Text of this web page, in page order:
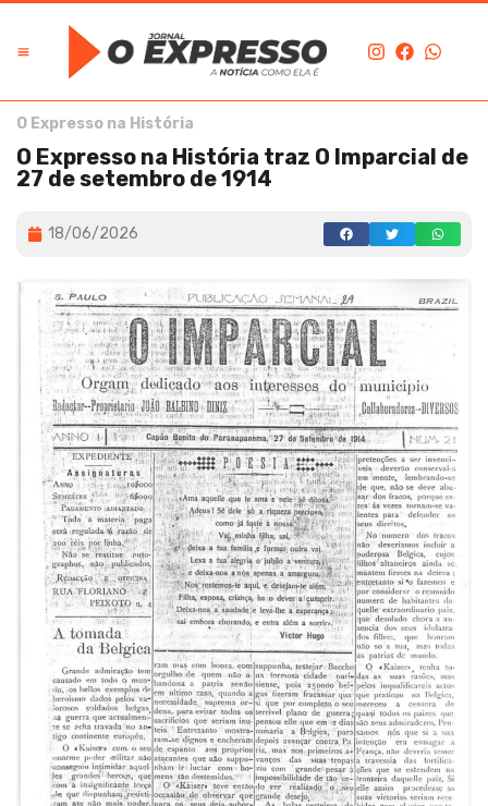
O Expresso na História
O Expresso na História traz O Imparcial de
27 de setembro de 1914
18/06/2026